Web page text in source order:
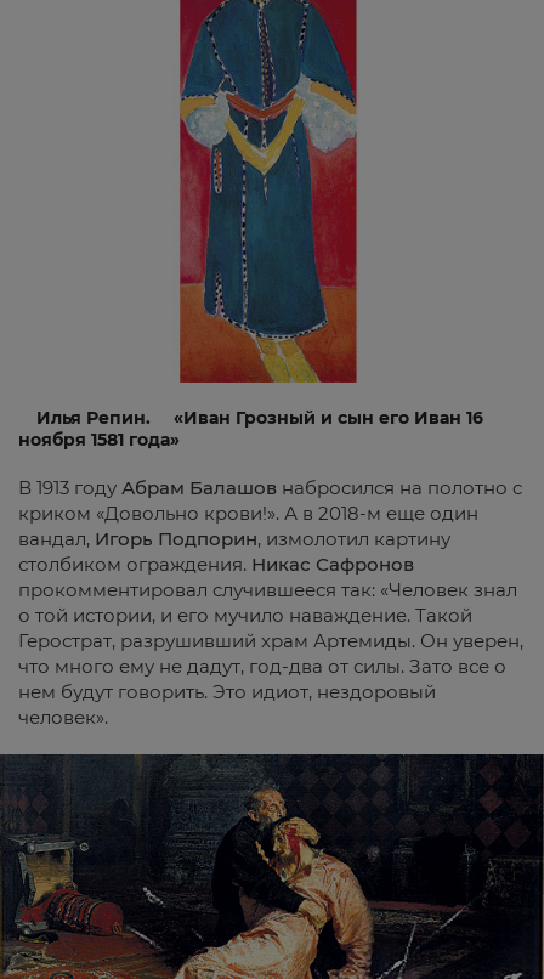
Илья Репин.
«Иван Грозный и сын его Иван 16
ноября 1581 года»
В 1913 году Абрам Балашов набросился на полотно с
криком «Довольно крови!». А в 2018-м еще один
вандал, Игорь Подпорин, измолотил картину
столбиком ограждения. Никас Сафронов
прокомментировал случившееся так: «Человек знал
о той истории, и его мучило наваждение. Такой
Герострат, разрушивший храм Артемиды. Он уверен,
что много ему не дадут, год-два от силы. Зато все о
нем будут говорить. Это идиот, нездоровый
человек».